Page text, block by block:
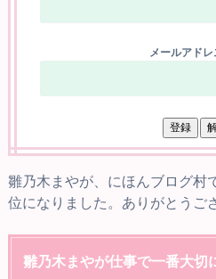
メールアド
雛乃木まやが、にほんブログ村
位になりました。ありがとうご
雛乃木まやが仕事で一番大切